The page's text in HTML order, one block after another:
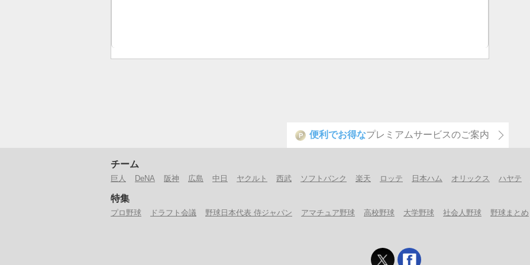
P 便利でお得なプレミアムサービスのご案内
チーム
巨人 DeNA 阪神 広島 中日 ヤクルト 西武 ソフトバンク 楽天 ロッテ 日本ハム オリックス ハヤテ
特集
プロ野球 ドラフト会議 野球日本代表 侍ジャパン アマチュア野球 高校野球 大学野球 社会人野球 野球まとめ